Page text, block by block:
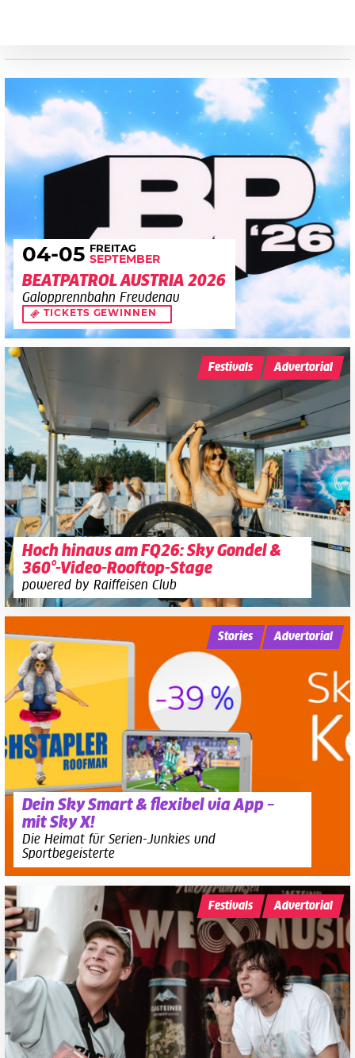
04-05 FREITAG
SEPTEMBER
BEATPATROL AUSTRIA 2026
Galopprennbahn Freudenau
TICKETS GEWINNEN
Hoch hinaus am FQ26: Sky Gondel &
360°-Video-Rooftop-Stage
powered by Raiffeisen Club
Festivals Advertorial
Dein Sky Smart & flexibel via App –
mit Sky X!
Die Heimat für Serien-Junkies und
Sportbegeisterte
Stories Advertorial
Festivals Advertorial